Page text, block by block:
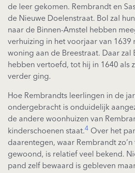
de leer gekomen. Rembrandt en
de Nieuwe Doelenstraat. Bol zal
naar de Binnen-Amstel hebben
verhuizing in het voorjaar van 1639
woning aan de Breestraat. Daar zal
hebben vertoefd, tot hij in 1640 als
verder ging.
Hoe Rembrandts leerlingen in de
ondergebracht is onduidelijk
de andere woonhuizen van
kinderschoenen staat.4 Over het
daarentegen, waar Rembrandt
gewoond, is relatief veel bekend.
pand zelf bewaard is gebleven